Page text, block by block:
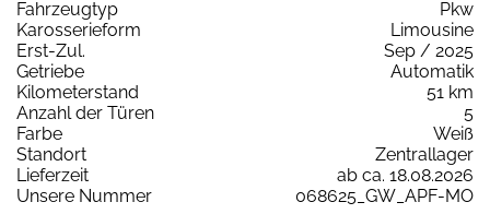
Fahrzeugtyp
Pkw
Karosserieform
Limousine
Erst-Zul.
Sep / 2025
Getriebe
Automatik
Kilometerstand
51 km
Anzahl der Türen
5
Farbe
Weiß
Standort
Zentrallager
Lieferzeit
ab ca. 18.08.2026
Unsere Nummer
068625_GW_APF-MO